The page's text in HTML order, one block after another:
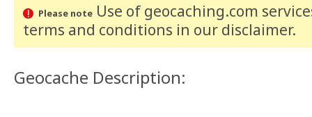
Please noteUse of geocaching.com
terms and conditions in our disclaimer.
Geocache Description: